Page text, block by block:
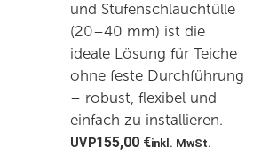
und Stufenschlauchtülle
(20–40 mm) ist die
ideale Lösung für Teiche
ohne feste Durchführung
– robust, flexibel und
einfach zu installieren.
155,00 €inkl. MwSt.